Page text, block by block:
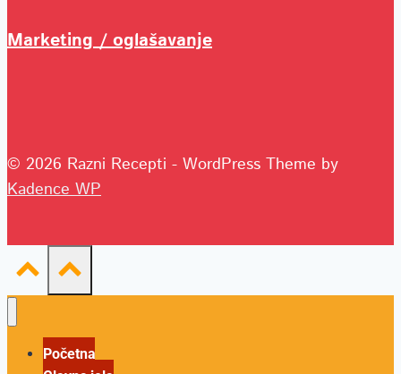
Marketing / oglašavanje
© 2026 Razni Recepti - WordPress Theme by
Kadence WP
Početna